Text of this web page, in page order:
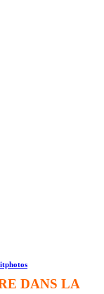
DANS LA